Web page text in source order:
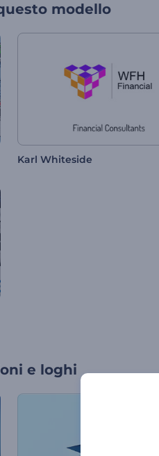
modello
Karl Whiteside
e loghi